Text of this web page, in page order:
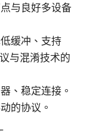
与良好多设备
缓冲、支持
与混淆技术的
、稳定连接。
的协议。